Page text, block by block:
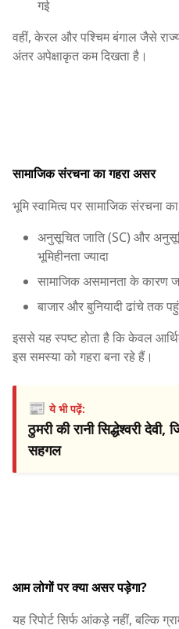
गई
वहीं, केरल और पश्चिम बंगाल जैसे
अंतर अपेक्षाकृत कम दिखता है।
सामाजिक संरचना का गहरा असर
भूमि स्वामित्व पर सामाजिक संरचना
अनुसूचित जाति (SC) और
भूमिहीनता ज्यादा
सामाजिक असमानता के कारण
बाजार और बुनियादी ढांचे तक
इससे यह स्पष्ट होता है कि केवल
इस समस्या को गहरा बना रहे हैं।
📰ये भी पढ़ें:
ठुमरी की रानी सिद्धेश्वरी
सहगल
आम लोगों पर क्या असर पड़ेगा?
यह रिपोर्ट सिर्फ आंकड़े नहीं, बल्कि